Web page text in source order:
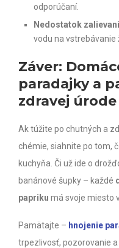
odporúčaní.
Nedostatok
vodu na vstrebávanie
Záver:
paradajky a
zdravej úrode
Ak túžite po chutných a
chémie, siahnite po tom,
kuchyňa. Či už ide o
banánové šupky – každé
papriku má svoje miesto
Pamätajte – hnojenie
trpezlivosť, pozorovanie a